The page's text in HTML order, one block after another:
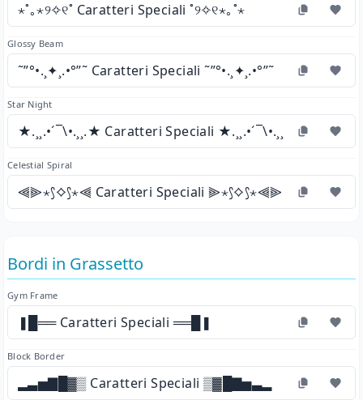
⋆˚｡⋆୨✧୧˚ Caratteri Speciali ˚୨✧୧⋆｡˚⋆
Glossy Beam
˜”°•.¸✦¸.•°”˜ Caratteri Speciali ˜”°•.¸✦¸.•°”˜
Star Night
★.¸¸.•´¯\•.¸¸.★ Caratteri Speciali ★.¸¸.•´¯\•.¸¸.★
Celestial Spiral
⫷⫸⋆⟆⟡⟆⋆⫷ Caratteri Speciali ⫸⋆⟆⟡⟆⋆⫷⫸
Bordi in Grassetto
Gym Frame
❚█══ Caratteri Speciali ══█❚
Block Border
▂▃▅▇█▓▒ Caratteri Speciali ▒▓█▇▅▃▂